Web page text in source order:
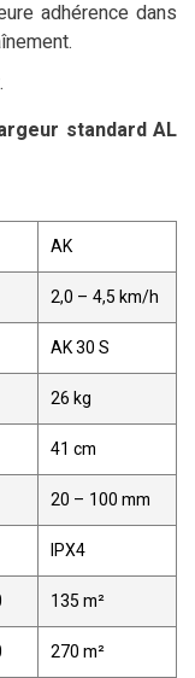
adhérence dans
standard AL
AK
2,0 – 4,5 km/h
AK 30 S
26 kg
41 cm
20 – 100 mm
IPX4
135 m²
270 m²